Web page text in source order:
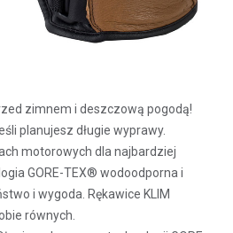
zimnem i deszczową pogodą!
planujesz długie wyprawy.
motorowych dla najbardziej
GORE-TEX® wodoodporna i
i wygoda. Rękawice KLIM
równych.